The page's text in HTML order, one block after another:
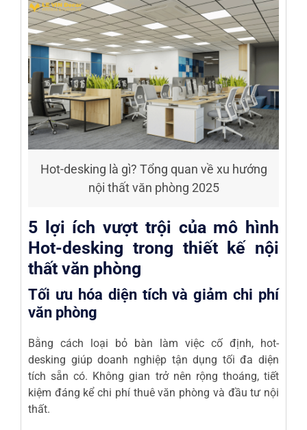
Hot-desking là gì? Tổng quan về xu hướng
nội thất văn phòng 2025
5 lợi ích vượt trội của mô hình
Hot-desking trong thiết kế nội
thất văn phòng
Tối ưu hóa diện tích và giảm chi phí
văn phòng
Bằng cách loại bỏ bàn làm việc cố định, hot-
desking giúp doanh nghiệp tận dụng tối đa diện
tích sẵn có. Không gian trở nên rộng thoáng, tiết
kiệm đáng kể chi phí thuê văn phòng và đầu tư nội
thất.